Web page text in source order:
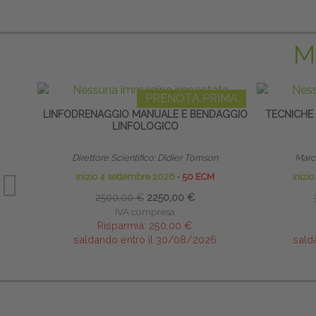
PRENOTA PRIMA
LINFODRENAGGIO MANUALE E BENDAGGIO
LINFOLOGICO
Direttore Scientifico: Didier Tomson
inizio 4 settembre 2026 ∙ 50 ECM
2500,00 € 2250,00 €
IVA compresa
Risparmia: 250,00 €
saldando entro il 30/08/2026